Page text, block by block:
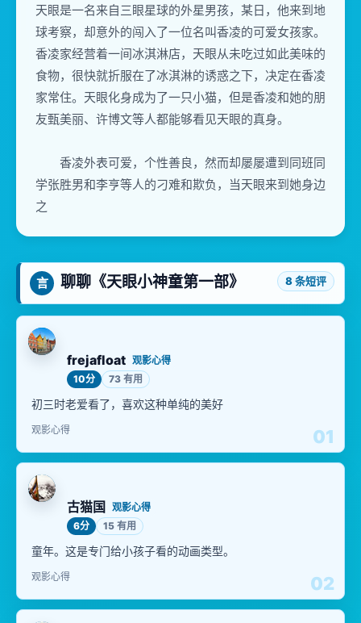
天眼是一名来自三眼星球的外星男孩，某日，他来到地
球考察，却意外的闯入了一位名叫香凌的可爱女孩家。
香凌家经营着一间冰淇淋店，天眼从未吃过如此美味的
食物，很快就折服在了冰淇淋的诱惑之下，决定在香凌
家常住。天眼化身成为了一只小猫，但是香凌和她的朋
友甄美丽、许博文等人都能够看见天眼的真身。
香凌外表可爱，个性善良，然而却屡屡遭到同班同
学张胜男和李亨等人的刁难和欺负，当天眼来到她身边
之
言 聊聊《天眼小神童第一部》 8 条短评
01
frejafloat 观影心得
10分
73 有用
初三时老爱看了，喜欢这种单纯的美好
观影心得
02
古猫国
观影心得
6分
15 有用
童年。这是专门给小孩子看的动画类型。
观影心得